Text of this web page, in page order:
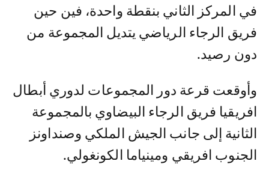
في المركز الثاني بنقطة واحدة، فين حين
فريق الرجاء الرياضي يتديل المجموعة من
دون رصيد.
وأوقعت قرعة دور المجموعات لدوري أبطال
افريقيا فريق الرجاء البيضاوي بالمجموعة
الثانية إلى جانب الجيش الملكي وصنداونز
الجنوب افريقي ومينياما الكونغولي.